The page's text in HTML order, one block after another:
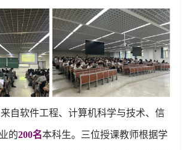
自软件工程、计算机科学与技术、信
的200名本科生。三位授课教师根据学